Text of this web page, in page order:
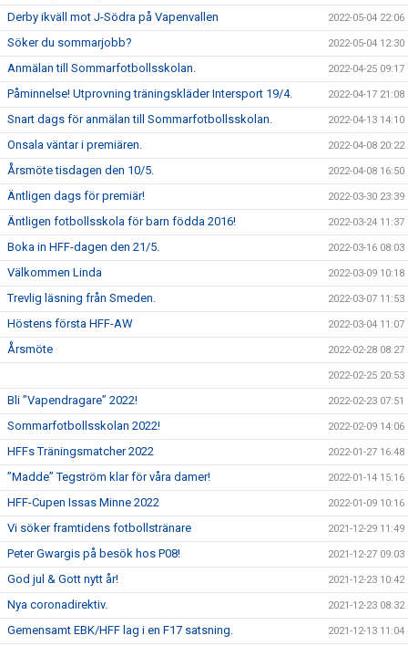
Derby ikväll mot J-Södra på Vapenvallen 2022-05-04 22:06
Söker du sommarjobb? 2022-05-04 12:30
Anmälan till Sommarfotbollsskolan. 2022-04-25 09:17
Påminnelse! Utprovning träningskläder Intersport 19/4. 2022-04-17 21:08
Snart dags för anmälan till Sommarfotbollsskolan. 2022-04-13 14:10
Onsala väntar i premiären. 2022-04-08 20:22
Årsmöte tisdagen den 10/5. 2022-04-08 16:50
Äntligen dags för premiär! 2022-03-30 23:39
Äntligen fotbollsskola för barn födda 2016! 2022-03-24 11:37
Boka in HFF-dagen den 21/5. 2022-03-16 08:03
Välkommen Linda 2022-03-09 10:18
Trevlig läsning från Smeden. 2022-03-07 11:53
Höstens första HFF-AW 2022-03-04 11:07
Årsmöte 2022-02-28 08:27
2022-02-25 20:53
Bli ”Vapendragare” 2022! 2022-02-23 07:51
Sommarfotbollsskolan 2022! 2022-02-09 14:06
HFFs Träningsmatcher 2022 2022-01-27 16:48
”Madde” Tegström klar för våra damer! 2022-01-14 15:16
HFF-Cupen Issas Minne 2022 2022-01-09 10:16
Vi söker framtidens fotbollstränare 2021-12-29 11:49
Peter Gwargis på besök hos P08! 2021-12-27 09:03
God jul & Gott nytt år! 2021-12-23 10:42
Nya coronadirektiv. 2021-12-23 08:32
Gemensamt EBK/HFF lag i en F17 satsning. 2021-12-13 11:04